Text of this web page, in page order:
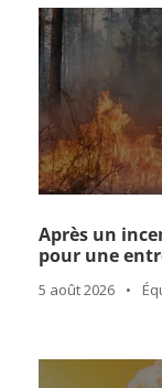
Après un
pour une
5 août 2026 •